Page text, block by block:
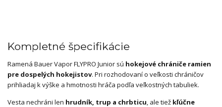
Kompletné špecifikácie
Ramená Bauer Vapor FLYPRO Junior sú hokejové chrániče ramien
pre dospelých hokejistov. Pri rozhodovaní o veľkosti chráničov
prihliadaj k výške a hmotnosti hráča podľa veľkostných tabuliek.
Vesta nechráni len hrudník, trup a chrbticu, ale tiež kľúčne